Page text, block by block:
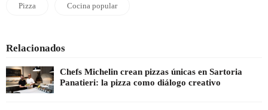
Pizza Cocina popular
Relacionados
Chefs Michelin crean pizzas únicas en Sartoria
Panatieri: la pizza como diálogo creativo